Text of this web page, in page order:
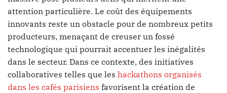
attention particulière. Le coût des équipements
innovants reste un obstacle pour de nombreux petits
producteurs, menaçant de creuser un fossé
technologique qui pourrait accentuer les inégalités
dans le secteur. Dans ce contexte, des initiatives
collaboratives telles que les hackathons organisés
dans les cafés parisiens favorisent la création de